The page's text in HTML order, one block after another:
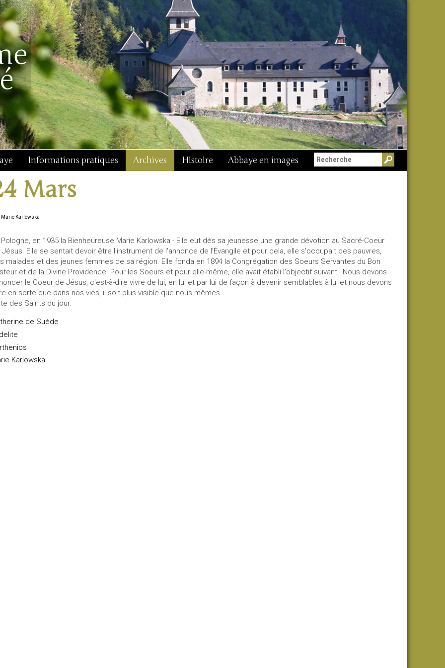
Informations pratiques Archives Histoire Abbaye en images
Mars
Marie Karlowska
Pologne, en 1935 la Bienheureuse Marie Karlowska - Elle eut dès sa jeunesse une grande dévotion au Sacré-Coeur
Jésus. Elle se sentait devoir être l'instrument de l'annonce de l'Évangile et pour cela, elle s'occupait des pauvres,
malades et des jeunes femmes de sa région. Elle fonda en 1894 la Congrégation des Soeurs Servantes du Bon
et de la Divine Providence. Pour les Soeurs et pour elle-même, elle avait établi l'objectif suivant : Nous devons
le Coeur de Jésus, c'est-à-dire vivre de lui, en lui et par lui de façon à devenir semblables à lui et nous devons
en sorte que dans nos vies, il soit plus visible que nous-mêmes.
des Saints du jour:
de Suède
Karlowska